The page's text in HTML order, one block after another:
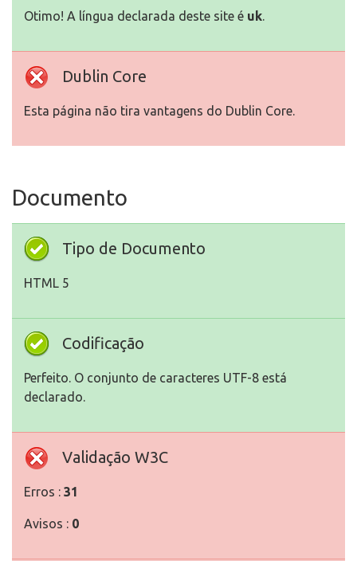
Otimo! A língua declarada deste site é uk.
Dublin Core
Esta página não tira vantagens do Dublin Core.
Documento
Tipo de Documento
HTML 5
Codificação
Perfeito. O conjunto de caracteres UTF-8 está
declarado.
Validação W3C
Erros : 31
Avisos : 0